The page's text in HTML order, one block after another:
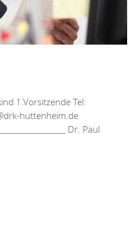
1.Vorsitzende Tel:
huttenheim.de
Dr. Paul